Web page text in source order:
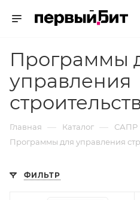
Программы
управления
Главная — Каталог — САПР
Программы для управления
ФИЛЬТР